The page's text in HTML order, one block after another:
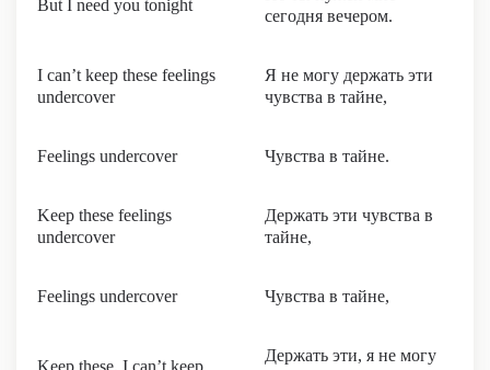
But I need you tonight
сегодня вечером.
I can’t keep these feelings
undercover
Я не могу держать эти
чувства в тайне,
Feelings undercover Чувства в тайне.
Keep these feelings
undercover
Держать эти чувства в
тайне,
Feelings undercover Чувства в тайне,
Keep these, I can’t keep
Держать эти, я не могу